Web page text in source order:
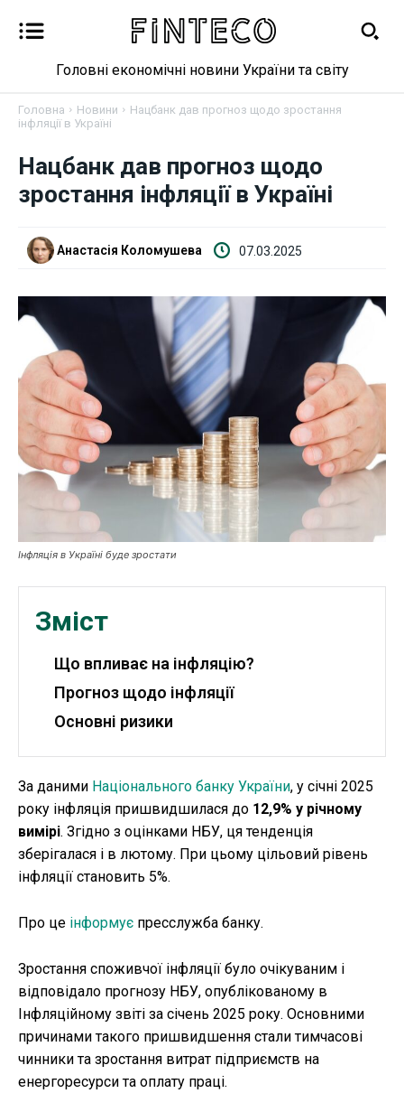
Новини
Валютний ринок
Криптовалюта
Робота і освіта
Публікації
ФОП
Курс валют
Ми в соц. мережах
Головні економічні новини України та світу
Головна Новини
Нацбанк дав прогноз щодо зростання
інфляції в Україні
Нацбанк дав прогноз щодо
зростання інфляції в Україні
Анастасія Коломушева 07.03.2025
Інфляція в Україні буде зростати
Зміст
Що впливає на інфляцію?
Прогноз щодо інфляції
Основні ризики
За даними Національного банку України, у січні 2025
року інфляція пришвидшилася до 12,9% у річному
вимірі. Згідно з оцінками НБУ, ця тенденція
зберігалася і в лютому. При цьому цільовий рівень
інфляції становить 5%.
Про це інформує пресслужба банку.
Зростання споживчої інфляції було очікуваним і
відповідало прогнозу НБУ, опублікованому в
Інфляційному звіті за січень 2025 року. Основними
причинами такого пришвидшення стали тимчасові
чинники та зростання витрат підприємств на
енергоресурси та оплату праці.